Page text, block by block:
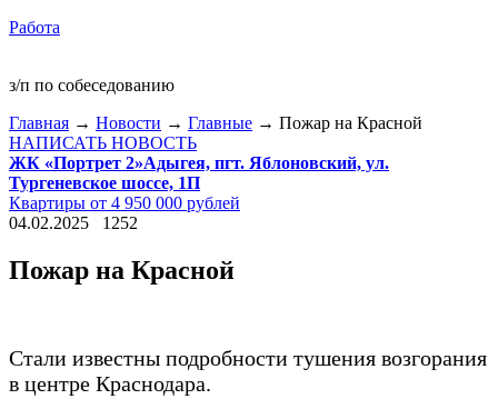
Работа
з/п по собеседованию
Главная → Новости → Главные → Пожар на Красной
НАПИСАТЬ НОВОСТЬ
ЖК «Портрет 2»Адыгея, пгт. Яблоновский, ул.
Тургеневское шоссе, 1П
Квартиры от 4 950 000 рублей
04.02.2025
1252
Пожар на Красной
Стали известны подробности тушения возгорания
в центре Краснодара.